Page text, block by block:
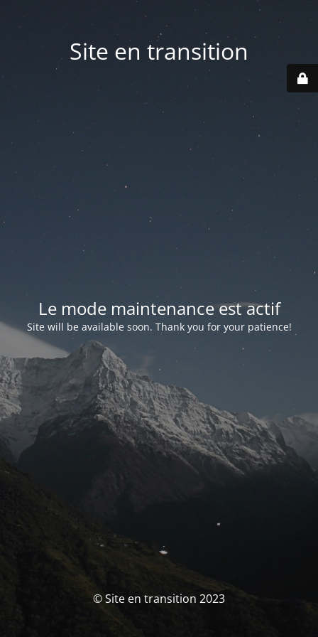
Site en transition
Le mode maintenance est actif
Site will be available soon. Thank you for your patience!
© Site en transition 2023